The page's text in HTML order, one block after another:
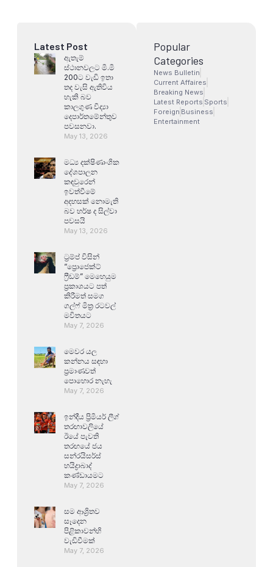
Latest Post
ඇතැම්
ස්ථානවලට මි.මි
200ට වැඩි ඉතා
තද වැසි ඇතිවිය
හැකි බව
කාලගුණ විද්‍යා
දෙපාර්තමේන්තුව
පවසනවා.
May 13, 2026
මධ්‍ය දක්ෂිණාංශික
දේශපාලන
කඳවුරෙන්
ඉවත්වීමේ
අදහසක් නොමැති
බව හර්ෂ ද සිල්වා
පවසයි
May 13, 2026
ට්‍රම්ප් විසින්
“ප්‍රොජෙක්ට්
ෆ්‍රීඩම්” මෙහෙයුම
ප්‍රකාශයට පත්
කිරීමත් සමග
ගල්ෆ් මිත්‍ර රටවල්
මවිතයට
May 7, 2026
මෙවර යල
කන්නය සඳහා
ප්‍රමාණවත්
පොහොර නැහැ
May 7, 2026
ඉන්දීය ප්‍රිමියර් ලීග්
තරඟාවලියේ
ඊයේ පැවති
තරඟයේ ජය
සන්රයිසර්ස්
හයිද්‍රාබාද්
කණ්ඩායමට
May 7, 2026
සම ආශ්‍රිතව
සෑදෙන
පිළිකාවන්හි
වැඩිවීමක්
May 7, 2026
Popular
Categories
News Bulletin
Current Affaires
Breaking News
Latest Reports Sports
Foreign Business
Entertainment